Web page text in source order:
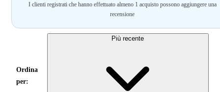
I clienti registrati che hanno effettuato almeno 1 acquisto possono aggiungere una
recensione
Ordina
per:
Più recente